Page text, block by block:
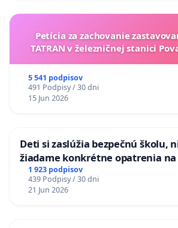
Petícia za zachovanie
TATRAN v železničnej stanici
5 541 podpisov
491 Podpisy / 30 dni
15 Jun 2026
Deti si zaslúžia bezpečnú školu,
žiadame konkrétne opatrenia na
situácie v školstve
1 923 podpisov
439 Podpisy / 30 dni
21 Jun 2026